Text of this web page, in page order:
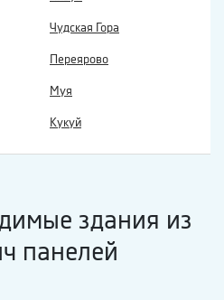
Чудская Гора
Переярово
Муя
Кукуй
здания из
панелей